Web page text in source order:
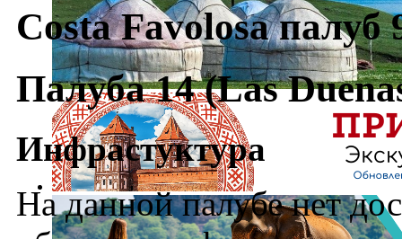
Costa Favolosa палуб
Палуба 14 (Las
Инфрастуктура
На данной палубе нет